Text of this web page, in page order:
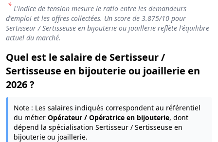
* L'indice de tension mesure le ratio entre les demandeurs
d'emploi et les offres collectées. Un score de 3.875/10 pour
Sertisseur / Sertisseuse en bijouterie ou joaillerie reflète l'équilibre
actuel du marché.
Quel est le salaire de Sertisseur /
Sertisseuse en bijouterie ou joaillerie en
2026 ?
Note : Les salaires indiqués correspondent au référentiel
du métier Opérateur / Opératrice en bijouterie, dont
dépend la spécialisation Sertisseur / Sertisseuse en
bijouterie ou joaillerie.